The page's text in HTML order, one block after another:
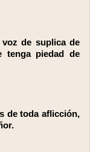
de suplica de
tenga piedad de
de toda aflicción,